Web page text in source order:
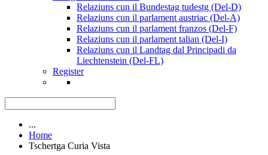
Relaziuns cun il Bundestag tudestg (Del-D)
Relaziuns cun il parlament austriac (Del-A)
Relaziuns cun il parlament franzos (Del-F)
Relaziuns cun il parlament talian (Del-I)
Relaziuns cun il Landtag dal Principadi da
Liechtenstein (Del-FL)
Register
...
Home
Tschertga Curia Vista